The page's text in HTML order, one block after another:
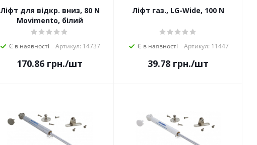
Ліфт для відкр. вниз, 80 N
Movimento, білий
Є в наявності Артикул: 14737
170.86 грн./шт
Ліфт газ., LG-Wide, 100 N
Є в наявності Артикул: 11447
39.78 грн./шт